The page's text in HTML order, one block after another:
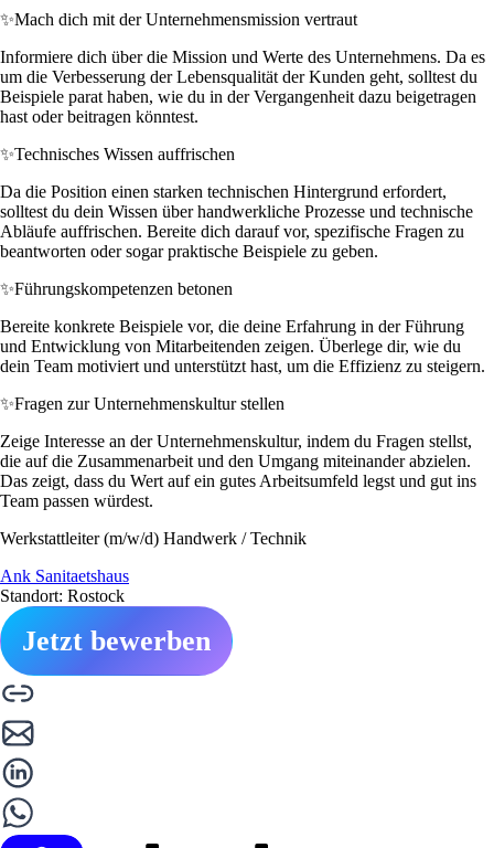
✨Mach dich mit der Unternehmensmission vertraut
Informiere dich über die Mission und Werte des Unternehmens. Da es
um die Verbesserung der Lebensqualität der Kunden geht, solltest du
Beispiele parat haben, wie du in der Vergangenheit dazu beigetragen
hast oder beitragen könntest.
✨Technisches Wissen auffrischen
Da die Position einen starken technischen Hintergrund erfordert,
solltest du dein Wissen über handwerkliche Prozesse und technische
Abläufe auffrischen. Bereite dich darauf vor, spezifische Fragen zu
beantworten oder sogar praktische Beispiele zu geben.
✨Führungskompetenzen betonen
Bereite konkrete Beispiele vor, die deine Erfahrung in der Führung
und Entwicklung von Mitarbeitenden zeigen. Überlege dir, wie du
dein Team motiviert und unterstützt hast, um die Effizienz zu steigern.
✨Fragen zur Unternehmenskultur stellen
Zeige Interesse an der Unternehmenskultur, indem du Fragen stellst,
die auf die Zusammenarbeit und den Umgang miteinander abzielen.
Das zeigt, dass du Wert auf ein gutes Arbeitsumfeld legst und gut ins
Team passen würdest.
Werkstattleiter (m/w/d) Handwerk / Technik
Ank Sanitaetshaus
Standort: Rostock
Jetzt bewerben